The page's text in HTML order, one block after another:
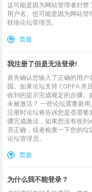
这可能是因为网站管理者封禁
用户名。也可能是因为网站
联络论坛管理员。
页首
我注册了但是无法登录!
首先确认您输入了正确的用
因。如果论坛支持 COPPA 并
收到的提示完成规定的步骤
未被激活？ 一些论坛需要新
注册时论坛将告诉您是否需
骤完成激活，如果您没有收
否正确，或者检查一下您的垃
论坛管理员。
页首
为什么我不能登录？